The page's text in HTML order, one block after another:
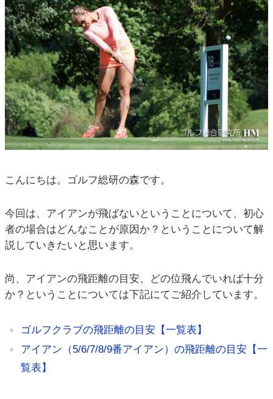
こんにちは。ゴルフ総研の森です。
今回は、アイアンが飛ばないということについて、初心
者の場合はどんなことが原因か？ということについて解
説していきたいと思います。
尚、アイアンの飛距離の目安、どの位飛んでいれば十分
か？ということについては下記にてご紹介しています。
ゴルフクラブの飛距離の目安【一覧表】
アイアン（5/6/7/8/9番アイアン）の飛距離の目安【一
覧表】